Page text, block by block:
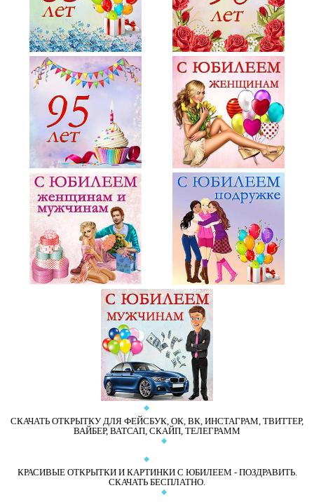
СКАЧАТЬ ОТКРЫТКУ ДЛЯ ФЕЙСБУК, ОК, ВК, ИНСТАГРАМ, ТВИТТЕР,
ВАЙБЕР, ВАТСАП, СКАЙП, ТЕЛЕГРАММ
КРАСИВЫЕ ОТКРЫТКИ И КАРТИНКИ С ЮБИЛЕЕМ - ПОЗДРАВИТЬ.
СКАЧАТЬ БЕСПЛАТНО.